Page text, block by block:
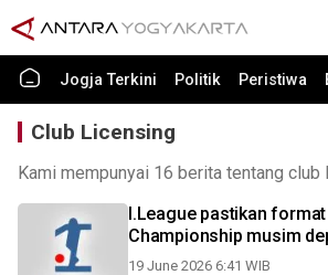
Jogja Terkini Politik Peristiwa
Club Licensing
Kami mempunyai 16 berita tentang club
I.League pastikan
Championship musim
19 June 2026 6:41 WIB